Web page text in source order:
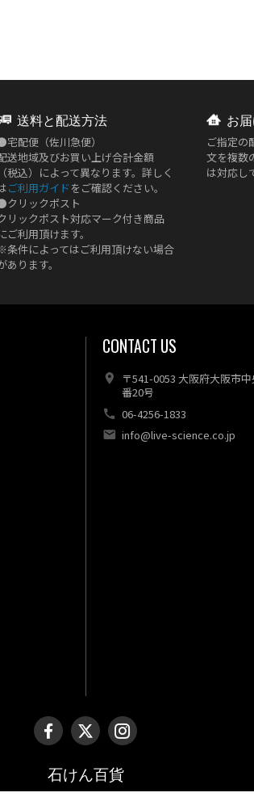
送料と配送方法
宅配便（佐川急便）
送地域及びお買い上げ合計金額
（税込）によって異なります。詳しく
ご利用ガイド をご確認ください。
クリックポスト
リックポスト対応マーク付き商品
ご利用頂けます。
条件によってはご利用頂けない場合
あります。
お
ご指定の
文を複数
は対応し
CONTACT US
〒541-0053 大阪府大阪市
番20号
06-4256-1833
info@live-science.co.jp
石けん百貨